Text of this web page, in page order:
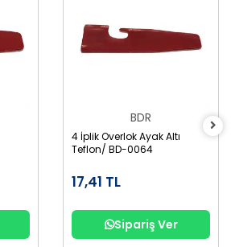
BDR
4 İplik Overlok Ayak Altı
Teflon/ BD-0064
17,41 TL
Sipariş Ver